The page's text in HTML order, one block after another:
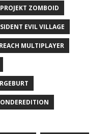
PROJEKT ZOMBOID
EVIL VILLAGE
MULTIPLAYER